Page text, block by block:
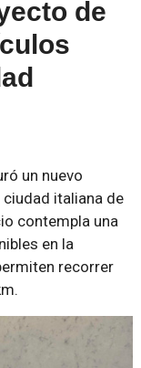
de
un nuevo
italiana de
contempla una
en la
recorrer